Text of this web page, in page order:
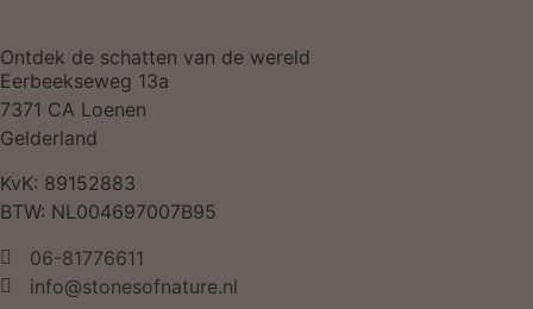
Ontdek de schatten van de wereld
Eerbeekseweg 13a
7371 CA Loenen
Gelderland
KvK: 89152883
BTW: NL004697007B95
06-81776611
info@stonesofnature.nl